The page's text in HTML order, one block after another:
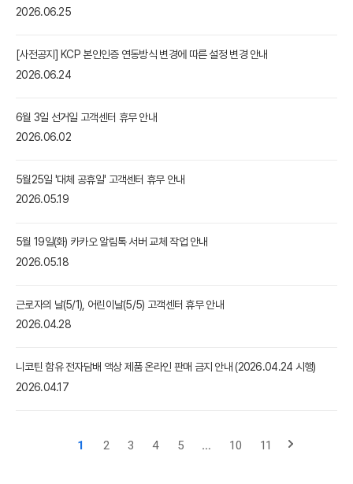
2026.06.25
[사전공지] KCP 본인인증 연동방식 변경에 따른 설정 변경 안내
2026.06.24
6월 3일 선거일 고객센터 휴무 안내
2026.06.02
5월25일 '대체 공휴일' 고객센터 휴무 안내
2026.05.19
5월 19일(화) 카카오 알림톡 서버 교체 작업 안내
2026.05.18
근로자의 날(5/1), 어린이날(5/5) 고객센터 휴무 안내
2026.04.28
니코틴 함유 전자담배 액상 제품 온라인 판매 금지 안내 (2026.04.24 시행)
2026.04.17
1 2 3 4 5 … 10 11
ISMS 인증 정보
인증범위 : 클릭엔, 퍼스트몰, 이셀러스,
가비아CNS마케팅센터